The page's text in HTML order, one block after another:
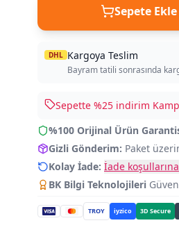
Sepete Ekle
DHL Kargoya Teslim
Bayram tatili sonrasında
Sepette %25 indirim
%100 Orijinal Ürün
Gizli Gönderim: Paket
Kolay İade: İade koşullarına
BK Bilgi Teknolojileri
TROY iyzico 3D Secure